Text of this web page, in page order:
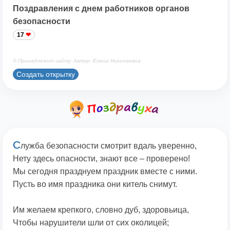
Поздравления с днем работников органов
безопасности
17
© Принадлежит сайту. Автор: Елена Николаевна
Создать открытку
Служба безопасности смотрит вдаль уверенно,
Нету здесь опасности, знают все – проверено!
Мы сегодня празднуем праздник вместе с ними.
Пусть во имя праздника они китель снимут.
Им желаем крепкого, словно дуб, здоровьица,
Чтобы нарушители шли от сих околицей;